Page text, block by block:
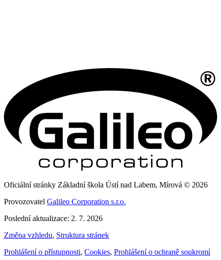
Oficiální stránky Základní škola Ústí nad Labem, Mírová © 2026
Provozovatel Galileo Corporation s.r.o.
Poslední aktualizace: 2. 7. 2026
Změna vzhledu, Struktura stránek
Prohlášení o přístupnosti, Cookies, Prohlášení o ochraně soukromí